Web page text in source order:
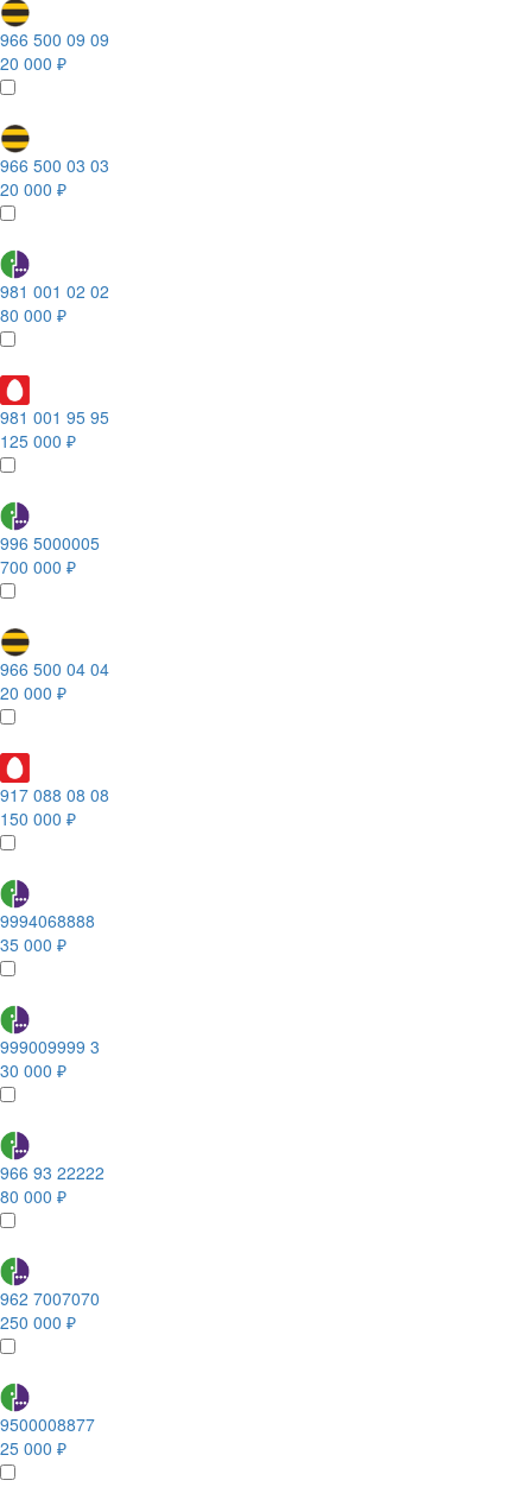
966 500 09 09
20 000 ₽
966 500 03 03
20 000 ₽
981 001 02 02
80 000 ₽
981 001 95 95
125 000 ₽
996 5000005
700 000 ₽
966 500 04 04
20 000 ₽
917 088 08 08
150 000 ₽
9994068888
35 000 ₽
999009999 3
30 000 ₽
966 93 22222
80 000 ₽
962 7007070
250 000 ₽
9500008877
25 000 ₽